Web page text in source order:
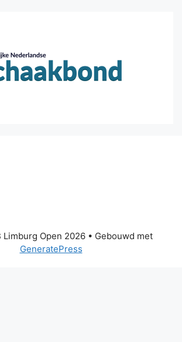
Open 2026• Gebouwd met
GeneratePress